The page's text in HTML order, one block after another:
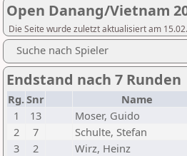
Open Danang/Vietnam
Die Seite wurde zuletzt aktualisiert am
Suche nach Spieler
Endstand nach 7 Runden
Rg.Snr Name
1
13 Moser, Guido
2
7 Schulte, Stefan
3
2 Wirz, Heinz